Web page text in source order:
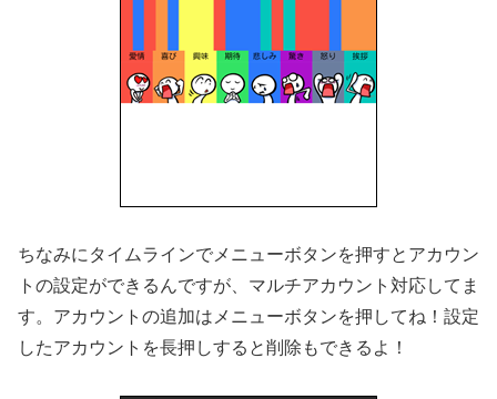
ちなみにタイムラインでメニューボタンを押すとアカウン
トの設定ができるんですが、マルチアカウント対応してま
す。アカウントの追加はメニューボタンを押してね！設定
したアカウントを長押しすると削除もできるよ！